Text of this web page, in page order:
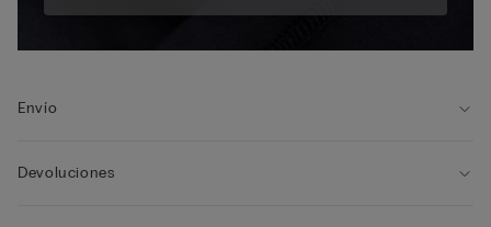
Envío
Devoluciones